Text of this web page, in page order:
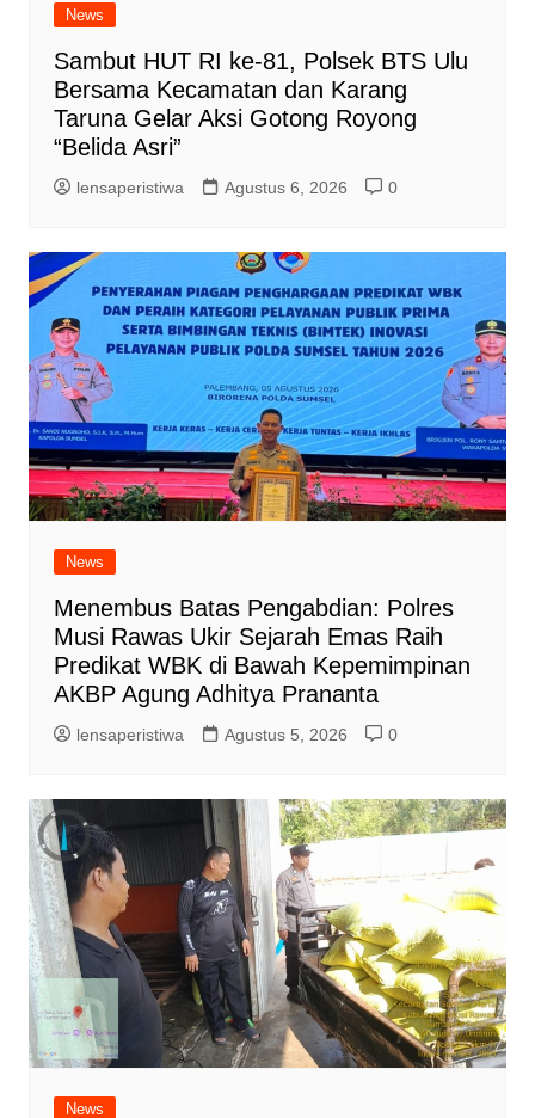
News
Sambut HUT RI ke-81, Polsek BTS Ulu
Bersama Kecamatan dan Karang
Taruna Gelar Aksi Gotong Royong
“Belida Asri”
lensaperistiwa Agustus 6, 2026 0
News
Menembus Batas Pengabdian: Polres
Musi Rawas Ukir Sejarah Emas Raih
Predikat WBK di Bawah Kepemimpinan
AKBP Agung Adhitya Prananta
lensaperistiwa Agustus 5, 2026 0
News